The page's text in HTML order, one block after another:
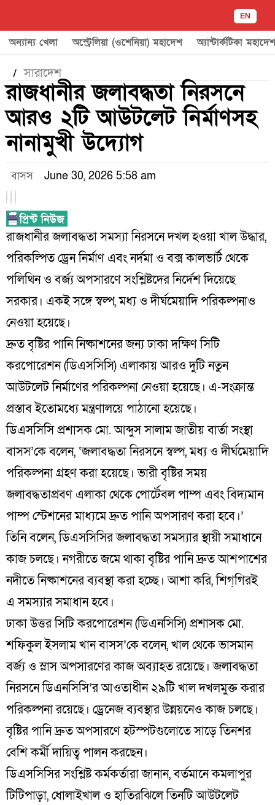
EN
অন্যান্য খেলা অস্ট্রেলিয়া (ওশেনিয়া) মহাদেশ অ্যান্টার্কটিকা মহাদেশ
/সারাদেশ
রাজধানীর জলাবদ্ধতা নিরসনে
আরও ২টি আউটলেট নির্মাণসহ
নানামুখী উদ্যোগ
বাসস June 30, 2026 5:58 am
রাজধানীর জলাবদ্ধতা সমস্যা নিরসনে দখল হওয়া খাল উদ্ধার,
পরিকল্পিত ড্রেন নির্মাণ এবং নর্দমা ও বক্স কালভার্ট থেকে
পলিথিন ও বর্জ্য অপসারণে সংশ্লিষ্টদের নির্দেশ দিয়েছে
সরকার। একই সঙ্গে স্বল্প, মধ্য ও দীর্ঘমেয়াদি পরিকল্পনাও
নেওয়া হয়েছে।
দ্রুত বৃষ্টির পানি নিষ্কাশনের জন্য ঢাকা দক্ষিণ সিটি
করপোরেশন (ডিএসসিসি) এলাকায় আরও দুটি নতুন
আউটলেট নির্মাণের পরিকল্পনা নেওয়া হয়েছে। এ-সংক্রান্ত
প্রস্তাব ইতোমধ্যে মন্ত্রণালয়ে পাঠানো হয়েছে।
ডিএসসিসি প্রশাসক মো. আব্দুস সালাম জাতীয় বার্তা সংস্থা
বাসস’কে বলেন, ‘জলাবদ্ধতা নিরসনে স্বল্প, মধ্য ও দীর্ঘমেয়াদি
পরিকল্পনা গ্রহণ করা হয়েছে। ভারী বৃষ্টির সময়
জলাবদ্ধতাপ্রবণ এলাকা থেকে পোর্টেবল পাম্প এবং বিদ্যমান
পাম্প স্টেশনের মাধ্যমে দ্রুত পানি অপসারণ করা হবে।’
তিনি বলেন, ডিএসসিসির জলাবদ্ধতা সমস্যার স্থায়ী সমাধানে
কাজ চলছে। নগরীতে জমে থাকা বৃষ্টির পানি দ্রুত আশপাশের
নদীতে নিষ্কাশনের ব্যবস্থা করা হচ্ছে। আশা করি, শিগ্‌গিরই
এ সমস্যার সমাধান হবে।
ঢাকা উত্তর সিটি করপোরেশন (ডিএনসিসি) প্রশাসক মো.
শফিকুল ইসলাম খান বাসস’কে বলেন, খাল থেকে ভাসমান
বর্জ্য ও স্লাস অপসারণের কাজ অব্যাহত রয়েছে। জলাবদ্ধতা
নিরসনে ডিএনসিসি’র আওতাধীন ২৯টি খাল দখলমুক্ত করার
পরিকল্পনা রয়েছে। ড্রেনেজ ব্যবস্থার উন্নয়নেও কাজ চলছে।
বৃষ্টির পানি দ্রুত অপসারণে হটস্পটগুলোতে সাড়ে তিনশর
বেশি কর্মী দায়িত্ব পালন করছেন।
ডিএসসিসির সংশ্লিষ্ট কর্মকর্তারা জানান, বর্তমানে কমলাপুর
টিটিপাড়া, ধোলাইখাল ও হাতিরঝিলে তিনটি আউটলেট